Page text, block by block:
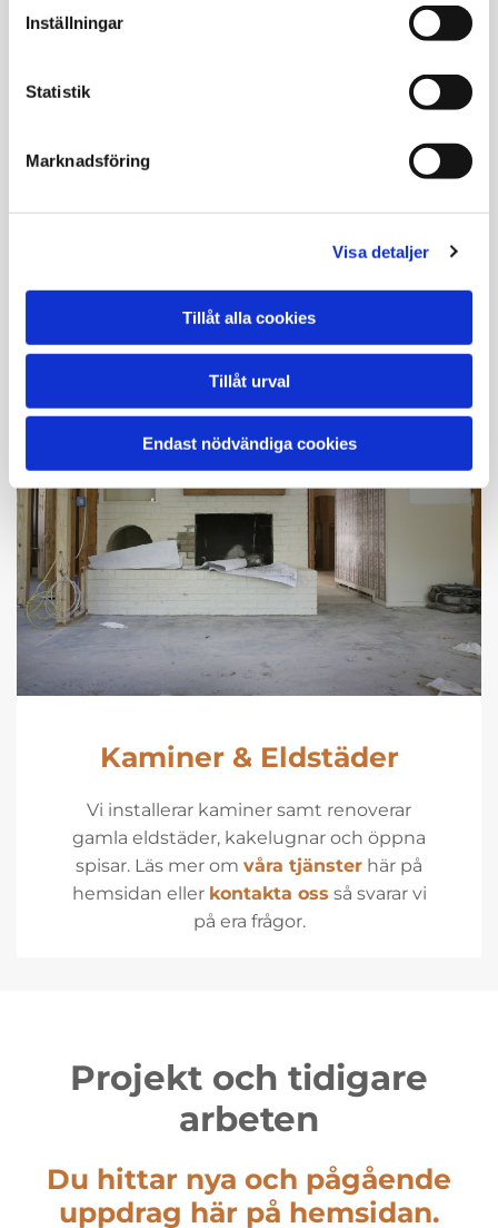
Inställningar
Statistik
Marknadsföring
Visa detaljer
Tillåt alla cookies
Tillåt urval
Endast nödvändiga cookies
Vi hjälper er reparera och restaurera alla
grunder, fasader, trappor och murar m.m.
Med åren slits tegel, murbruk och puts, vi
Kaminer & Eldstäder
Vi installerar kaminer samt renoverar
gamla eldstäder, kakelugnar och öppna
spisar. Läs mer om våra tjänster här på
hemsidan eller kontakta oss så svarar vi
på era frågor.
Projekt och tidigare
arbeten
Du hittar nya och pågående
uppdrag här på hemsidan.